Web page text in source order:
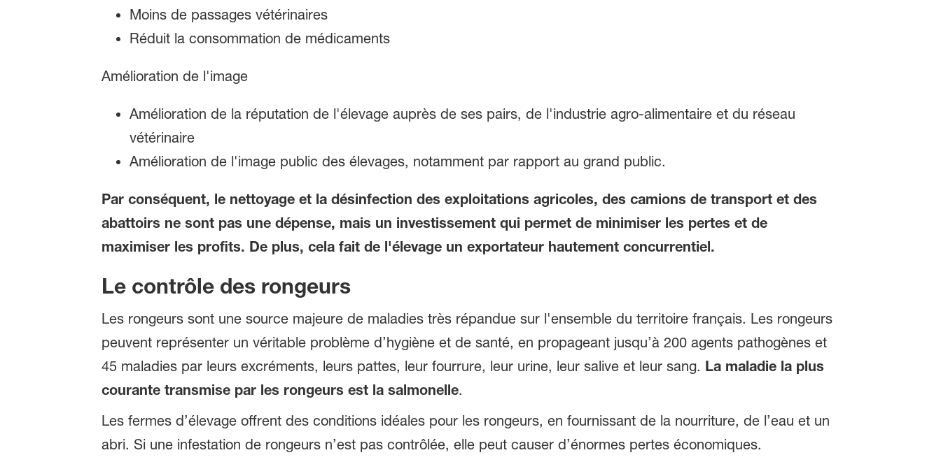
Moins de passages vétérinaires
Réduit la consommation de médicaments
Amélioration de l'image
Amélioration de la réputation de l'élevage auprès de ses pairs, de l'industrie agro-alimentaire et du réseau
vétérinaire
Amélioration de l'image public des élevages, notamment par rapport au grand public.
Par conséquent, le nettoyage et la désinfection des exploitations agricoles, des camions de transport et des
abattoirs ne sont pas une dépense, mais un investissement qui permet de minimiser les pertes et de
maximiser les profits. De plus, cela fait de l'élevage un exportateur hautement concurrentiel.
Le contrôle des rongeurs
Les rongeurs sont une source majeure de maladies très répandue sur l'ensemble du territoire français. Les rongeurs
peuvent représenter un véritable problème d’hygiène et de santé, en propageant jusqu’à 200 agents pathogènes et
45 maladies par leurs excréments, leurs pattes, leur fourrure, leur urine, leur salive et leur sang. La maladie la plus
courante transmise par les rongeurs est la salmonelle.
Les fermes d’élevage offrent des conditions idéales pour les rongeurs, en fournissant de la nourriture, de l’eau et un
abri. Si une infestation de rongeurs n’est pas contrôlée, elle peut causer d’énormes pertes économiques.